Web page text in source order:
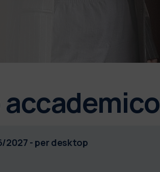
2027 - per desktop